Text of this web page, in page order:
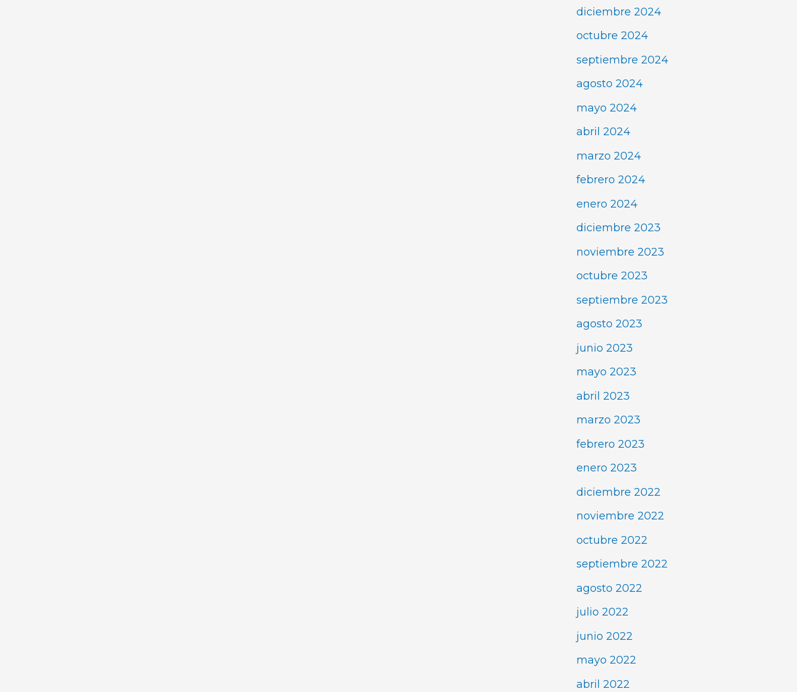
diciembre 2024
octubre 2024
septiembre 2024
agosto 2024
mayo 2024
abril 2024
marzo 2024
febrero 2024
enero 2024
diciembre 2023
noviembre 2023
octubre 2023
septiembre 2023
agosto 2023
junio 2023
mayo 2023
abril 2023
marzo 2023
febrero 2023
enero 2023
diciembre 2022
noviembre 2022
octubre 2022
septiembre 2022
agosto 2022
julio 2022
junio 2022
mayo 2022
abril 2022